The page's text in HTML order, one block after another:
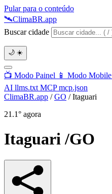
Pular para o conteúdo
🛰️ClimaBR.app
Buscar cidade
🌙 ☀️
📺 Modo Painel 📱 Modo Mobile
AI llms.txt MCPmcp.json
ClimaBR.app / GO / Itaguari
21.1° agora
Itaguari/GO